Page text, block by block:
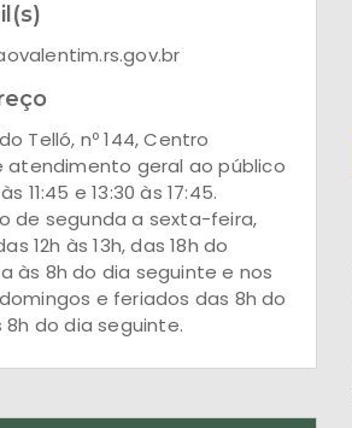
Telló, nº 144, Centro
atendimento geral ao público
11:45 e 13:30 às 17:45.
de segunda a sexta-feira,
12h às 13h, das 18h do
às 8h do dia seguinte e nos
e feriados das 8h do
do dia seguinte.